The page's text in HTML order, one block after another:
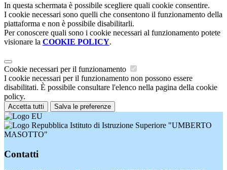
In questa schermata è possibile scegliere quali cookie consentire.
I cookie necessari sono quelli che consentono il funzionamento della
piattaforma e non è possibile disabilitarli.
Per conoscere quali sono i cookie necessari al funzionamento potete
visionare la COOKIE POLICY.
Cookie necessari per il funzionamento
I cookie necessari per il funzionamento non possono essere
disabilitati. È possibile consultare l'elenco nella pagina della cookie
policy.
Accetta tutti Salva le preferenze
Istituto di Istruzione Superiore "UMBERTO
MASOTTO"
Contatti